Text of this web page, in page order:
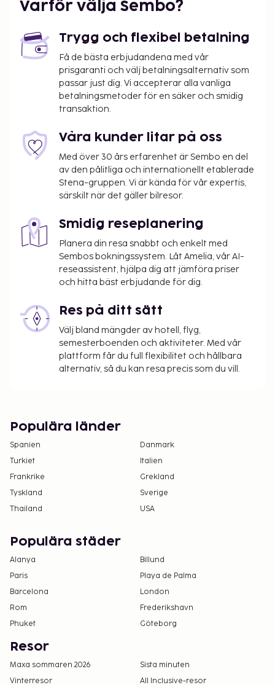
Gäster har tillgång till bland annat
bagageförvaring. Flygtransfer tur/retur erbjuds mot
en avgift (tillgänglig dygnet runt). Här erbjuds
massage och du har tillgång till utomhuspool. Detta
hotell har även gratis wi-fi och conciergetjänster.
Terasu Riviera Maya Hotel & Spa Luxury Edition, en
Xcaret har en restaurang som serverar gäster
underbar mat. Frukost enligt egen beställning
serveras dagligen mot en avgift från 07.30 till 10.30.
Avgift för frukost enligt egen beställning: MXN
180–250 för vuxna och MXN 180–250 för barn
(ungefärligt pris)
Avgift för flygtransfer: MXN 2300 per fordon
(tur och retur, max. antal passagerare 4)
Avgift för flygplatstransport per barn: MXN
2300 (tur och retur), (upp till 17 år)
Det är möjligt att listan ovan inte är fullständig,
samt att avgifter och depositioner inte inkluderar
skatt. Observera att dessa kan komma att ändras.
Förhandsbokningar krävs för massage och
spabehandlingar. Bokningar kan göras genom
att kontakta detta hotell innan ankomsten
med kontaktuppgifterna i
utcheckning är tillgängliga.
Varför välja Sembo?
Trygg och flexibel betalning
Få de bästa erbjudandena med vår
prisgaranti och välj betalningsalternativ som
passar just dig. Vi accepterar alla vanliga
betalningsmetoder för en säker och smidig
transaktion.
Våra kunder litar på oss
Med över 30 års erfarenhet är Sembo en del
av den pålitliga och internationellt etablerade
Stena-gruppen. Vi är kända för vår expertis,
särskilt när det gäller bilresor.
Smidig reseplanering
Planera din resa snabbt och enkelt med
Sembos bokningssystem. Låt Amelia, vår AI-
reseassistent, hjälpa dig att jämföra priser
och hitta bäst erbjudande för dig.
Res på ditt sätt
Välj bland mängder av hotell, flyg,
semesterboenden och aktiviteter. Med vår
plattform får du full flexibilitet och hållbara
alternativ, så du kan resa precis som du vill.
Populära länder
Spanien
Danmark
Turkiet
Italien
Frankrike
Grekland
Tyskland
Sverige
Thailand
USA
Populära städer
Alanya
Billund
Paris
Playa de Palma
Barcelona
London
Rom
Frederikshavn
Phuket
Göteborg
Resor
Maxa sommaren 2026
Sista minuten
Vinterresor
All Inclusive-resor